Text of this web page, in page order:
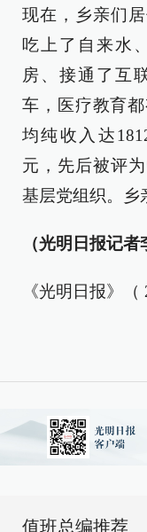
现在，乡亲们
吃上了自来水
房、接通了互
车，医疗教育
均纯收入达
元，先后被评
基层党组织。乡
（光明日报记
《光明日报》（
值班总编推荐